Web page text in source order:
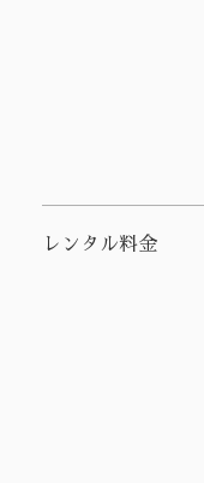
レンタル料金